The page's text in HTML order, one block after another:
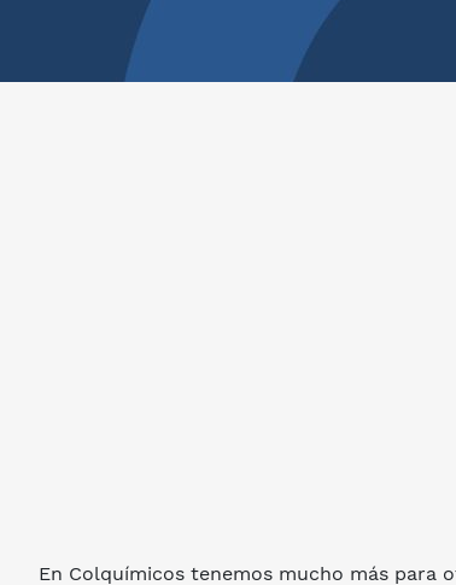
En Colquímicos tenemos mucho más para